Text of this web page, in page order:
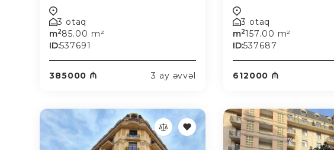
3 otaq
m285.00 m²
ID:537691
385000 ₼ 3 ay əvvəl
3 otaq
m2157.00 m²
ID:537687
612000 ₼